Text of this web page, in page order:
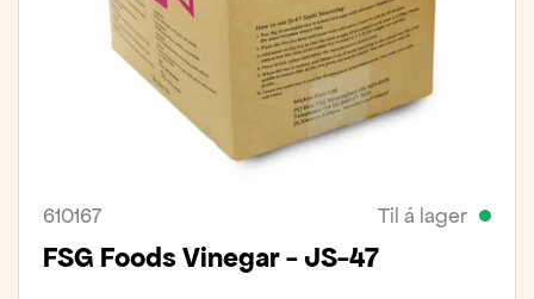
610167 Til á lager
FSG Foods Vinegar - JS-47